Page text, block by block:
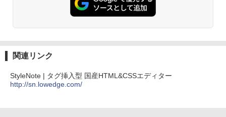
￥480
ション (32GB) 7インチディスプレイ、明
るさ自動調整、色調調節ライト、12週間
ブラック
Amazon Kindle Paperwhite (16GB) 7イ
ンチディスプレイ、色調調節ライト、12
関連リンク
StyleNote | タグ挿入型 国産HTML&CSSエディター
http://sn.lowedge.com/